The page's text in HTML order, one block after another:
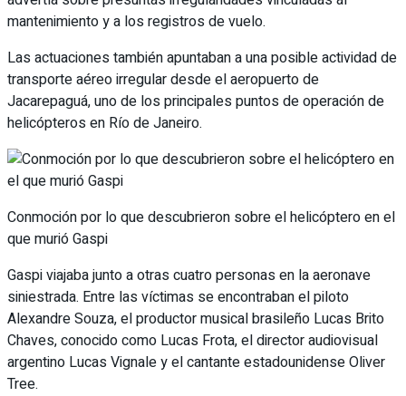
mantenimiento y a los registros de vuelo.
Las actuaciones también apuntaban a una posible actividad de
transporte aéreo irregular desde el aeropuerto de
Jacarepaguá, uno de los principales puntos de operación de
helicópteros en Río de Janeiro.
Conmoción por lo que descubrieron sobre el helicóptero en el
que murió Gaspi
Gaspi viajaba junto a otras cuatro personas en la aeronave
siniestrada. Entre las víctimas se encontraban el piloto
Alexandre Souza, el productor musical brasileño Lucas Brito
Chaves, conocido como Lucas Frota, el director audiovisual
argentino Lucas Vignale y el cantante estadounidense Oliver
Tree.